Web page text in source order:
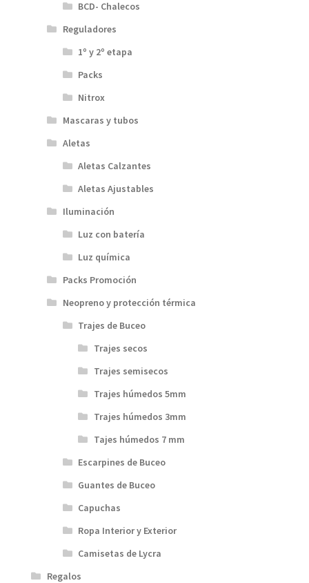
BCD- Chalecos
Reguladores
1º y 2º etapa
Packs
Nitrox
Mascaras y tubos
Aletas
Aletas Calzantes
Aletas Ajustables
Iluminación
Luz con batería
Luz química
Packs Promoción
Neopreno y protección térmica
Trajes de Buceo
Trajes secos
Trajes semisecos
Trajes húmedos 5mm
Trajes húmedos 3mm
Tajes húmedos 7 mm
Escarpines de Buceo
Guantes de Buceo
Capuchas
Ropa Interior y Exterior
Camisetas de Lycra
Regalos